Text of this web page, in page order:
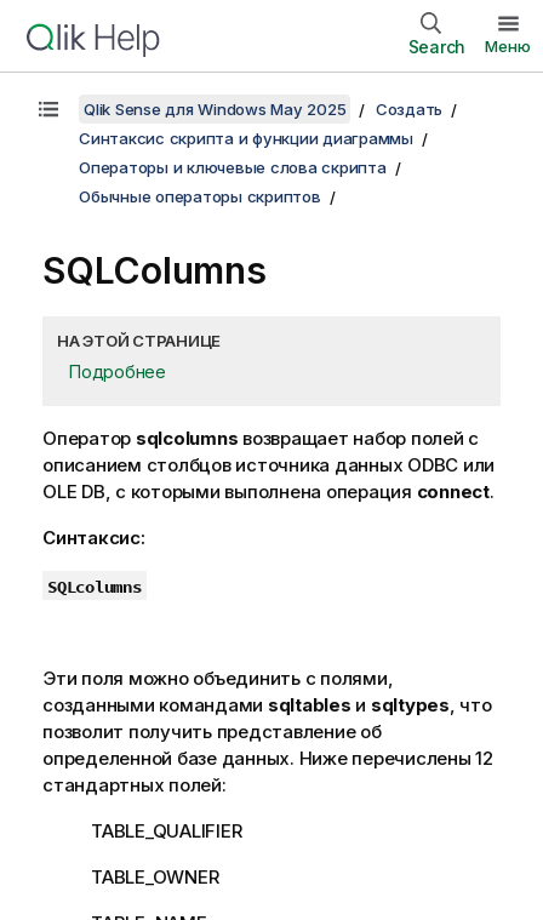
Search Меню
Qlik Sense для Windows May 2025
Создать
Синтаксис скрипта и функции диаграммы
Операторы и ключевые слова скрипта
Обычные операторы скриптов
SQLColumns
НА ЭТОЙ СТРАНИЦЕ
Подробнее
Оператор sqlcolumns возвращает набор полей с
описанием столбцов источника данных ODBC или
OLE DB, с которыми выполнена операция connect.
Синтаксис:
SQLcolumns
Эти поля можно объединить с полями,
созданными командами sqltables и sqltypes, что
позволит получить представление об
определенной базе данных. Ниже перечислены 12
стандартных полей:
TABLE_QUALIFIER
TABLE_OWNER